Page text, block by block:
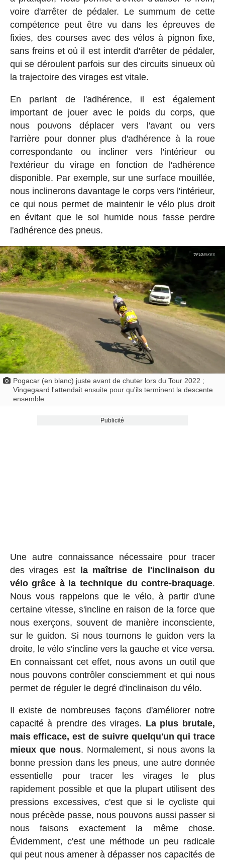
voire d'arrêter de pédaler. Le summum de cette
compétence peut être vu dans les épreuves de
fixies, des courses avec des vélos à pignon fixe,
sans freins et où il est interdit d'arrêter de pédaler,
qui se déroulent parfois sur des circuits sinueux où
la trajectoire des virages est vitale.
En parlant de l'adhérence, il est également
important de jouer avec le poids du corps, que
nous pouvons déplacer vers l'avant ou vers
l'arrière pour donner plus d'adhérence à la roue
correspondante ou incliner vers l'intérieur ou
l'extérieur du virage en fonction de l'adhérence
disponible. Par exemple, sur une surface mouillée,
nous inclinerons davantage le corps vers l'intérieur,
ce qui nous permet de maintenir le vélo plus droit
en évitant que le sol humide nous fasse perdre
l'adhérence des pneus.
Pogacar (en blanc) juste avant de chuter lors du Tour 2022 ;
Vingegaard l'attendait ensuite pour qu'ils terminent la descente
ensemble
Publicité
Une autre connaissance nécessaire pour tracer
des virages est la maîtrise de l'inclinaison du
vélo grâce à la technique du contre-braquage.
Nous vous rappelons que le vélo, à partir d'une
certaine vitesse, s'incline en raison de la force que
nous exerçons, souvent de manière inconsciente,
sur le guidon. Si nous tournons le guidon vers la
droite, le vélo s'incline vers la gauche et vice versa.
En connaissant cet effet, nous avons un outil que
nous pouvons contrôler consciemment et qui nous
permet de réguler le degré d'inclinaison du vélo.
Il existe de nombreuses façons d'améliorer notre
capacité à prendre des virages. La plus brutale,
mais efficace, est de suivre quelqu'un qui trace
mieux que nous. Normalement, si nous avons la
bonne pression dans les pneus, une autre donnée
essentielle pour tracer les virages le plus
rapidement possible et que la plupart utilisent des
pressions excessives, c'est que si le cycliste qui
nous précède passe, nous pouvons aussi passer si
nous faisons exactement la même chose.
Évidemment, c'est une méthode un peu radicale
qui peut nous amener à dépasser nos capacités de